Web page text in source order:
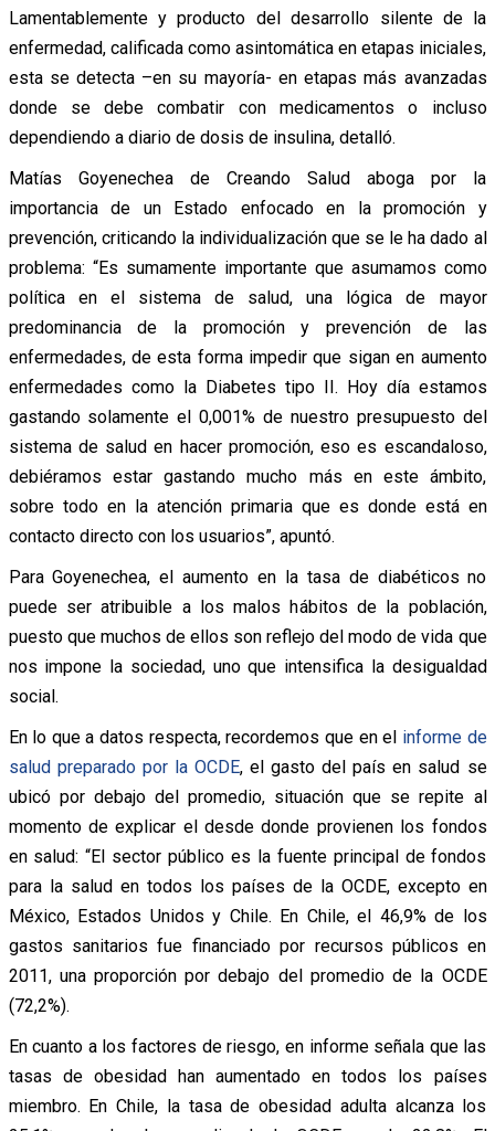
Lamentablemente y producto del desarrollo silente de la
enfermedad, calificada como asintomática en etapas iniciales,
esta se detecta –en su mayoría- en etapas más avanzadas
donde se debe combatir con medicamentos o incluso
dependiendo a diario de dosis de insulina, detalló.
Matías Goyenechea de Creando Salud aboga por la
importancia de un Estado enfocado en la promoción y
prevención, criticando la individualización que se le ha dado al
problema: “Es sumamente importante que asumamos como
política en el sistema de salud, una lógica de mayor
predominancia de la promoción y prevención de las
enfermedades, de esta forma impedir que sigan en aumento
enfermedades como la Diabetes tipo II. Hoy día estamos
gastando solamente el 0,001% de nuestro presupuesto del
sistema de salud en hacer promoción, eso es escandaloso,
debiéramos estar gastando mucho más en este ámbito,
sobre todo en la atención primaria que es donde está en
contacto directo con los usuarios”, apuntó.
Para Goyenechea, el aumento en la tasa de diabéticos no
puede ser atribuible a los malos hábitos de la población,
puesto que muchos de ellos son reflejo del modo de vida que
nos impone la sociedad, uno que intensifica la desigualdad
social.
En lo que a datos respecta, recordemos que en el informe de
salud preparado por la OCDE, el gasto del país en salud se
ubicó por debajo del promedio, situación que se repite al
momento de explicar el desde donde provienen los fondos
en salud: “El sector público es la fuente principal de fondos
para la salud en todos los países de la OCDE, excepto en
México, Estados Unidos y Chile. En Chile, el 46,9% de los
gastos sanitarios fue financiado por recursos públicos en
2011, una proporción por debajo del promedio de la OCDE
(72,2%).
En cuanto a los factores de riesgo, en informe señala que las
tasas de obesidad han aumentado en todos los países
miembro. En Chile, la tasa de obesidad adulta alcanza los